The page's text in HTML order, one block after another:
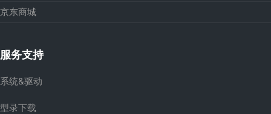
京东商城
服务支持
系统&驱动
型录下载